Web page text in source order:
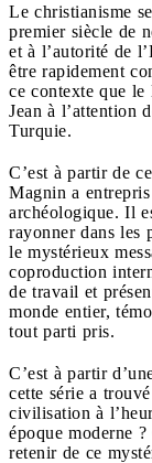
Le christianisme
premier siècle de
et à l’autorité de
être rapidement
ce contexte que
Jean à l’attention
Turquie.
C’est à partir de
Magnin a
archéologique. Il
rayonner dans les
le mystérieux
coproduction
de travail et
monde entier,
tout parti pris.
C’est à partir
cette série a
civilisation à
époque moderne
retenir de ce